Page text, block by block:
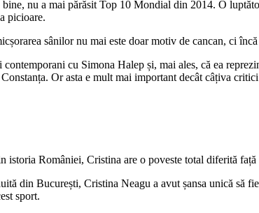
nu a mai părăsit Top 10 Mondial din 2014. O
picioare.
sânilor nu mai este doar motiv de cancan, ci
cu Simona Halep și, mai ales, că ea
Or asta e mult mai important decât câțiva
istoria României, Cristina are o poveste total diferită
din București, Cristina Neagu a avut șansa unică să
sport.